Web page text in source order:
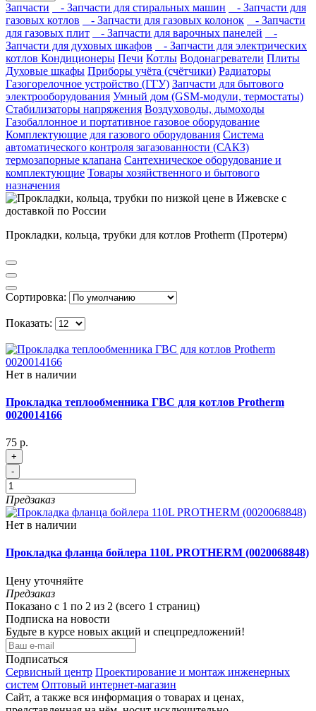
Запчасти - Запчасти для стиральных машин
- Запчасти для
газовых котлов
- Запчасти для газовых колонок
- Запчасти
для газовых плит
- Запчасти для варочных панелей
-
Запчасти для духовых шкафов
- Запчасти для электрических
котлов Кондиционеры Печи Котлы Водонагреватели Плиты
Духовые шкафы Приборы учёта (счётчики) Радиаторы
Газогорелочное устройство (ГГУ) Запчасти для бытового
электрооборудования Умный дом (GSM-модули, термостаты)
Cтабилизаторы напряжения Воздуховоды, дымоходы
Газобаллонное и портативное газовое оборудование
Комплектующие для газового оборудования Система
автоматического контроля загазованности (САКЗ)
термозапорные клапана Сантехническое оборудование и
комплектующие Товары хозяйственного и бытового
назначения
Прокладки, кольца, трубки для котлов Protherm (Протерм)
Сортировка:
Показать:
Нет в наличии
Прокладка теплообменника ГВС для котлов Protherm
0020014166
75 р.
+
-
Предзаказ
Нет в наличии
Прокладка фланца бойлера 110L PROTHERM (0020068848)
Цену уточняйте
Предзаказ
Показано с 1 по 2 из 2 (всего 1 страниц)
Подписка на новости
Будьте в курсе новых акций и спецпредложений!
Подписаться
Сервисный центр Проектирование и монтаж инженерных
систем Оптовый интернет-магазин
Сайт, а также вся информация о товарах и ценах,